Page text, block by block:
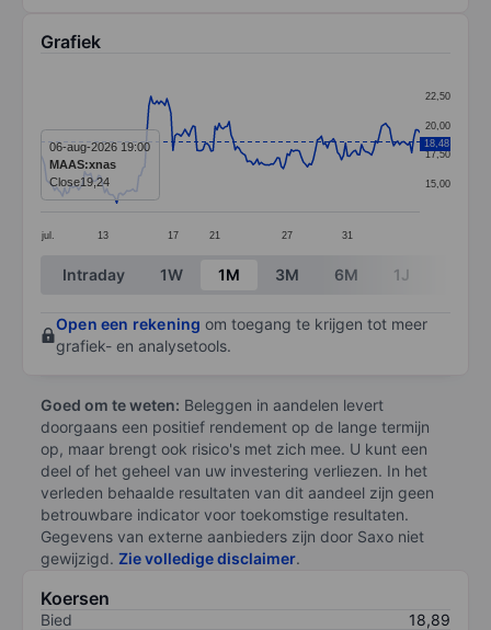
Grafiek
Line chart with 190 data points.
The chart has 1 X axis displaying categories.
The chart has 1 Y axis displaying values. Data
jul. 13 17 21 27 31
15,00
17,50
20,00
22,50
18,48
06-aug-2026 19:00
MAAS:xnas
Close19,24
End of interactive chart.
Intraday 1W 1M 3M 6M 1J
Open een rekening om toegang te krijgen tot meer
grafiek- en analysetools.
Goed om te weten: Beleggen in aandelen levert
doorgaans een positief rendement op de lange termijn
op, maar brengt ook risico's met zich mee. U kunt een
deel of het geheel van uw investering verliezen. In het
verleden behaalde resultaten van dit aandeel zijn geen
betrouwbare indicator voor toekomstige resultaten.
Gegevens van externe aanbieders zijn door Saxo niet
gewijzigd. Zie volledige disclaimer.
Koersen
Bied
18,89